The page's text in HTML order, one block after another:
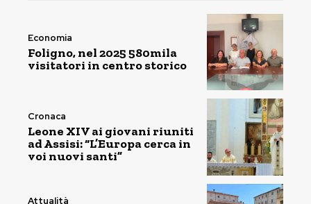
Economia
Foligno, nel 2025 580mila
visitatori in centro storico
Cronaca
Leone XIV ai giovani riuniti
ad Assisi: “L’Europa cerca in
voi nuovi santi”
Attualità